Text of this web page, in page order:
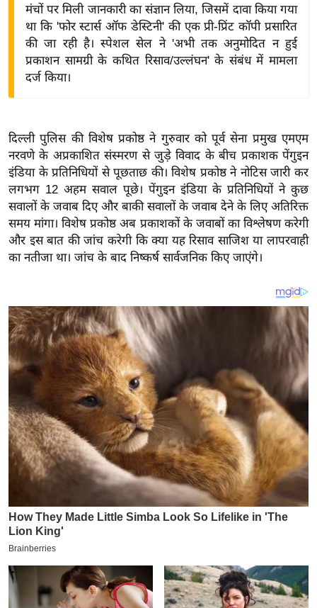
वि
ज्ञ
रा
य
ब
ज
ट
खे
के
ट
I
P
2
0
2
6
म
ई
पे
प
मंचों पर मिली जानकारी का संज्ञान लिया, जिसमें दावा किया गया
था कि 'फोर स्टार्स ऑफ डेस्टिनी' की एक प्री-प्रिंट कॉपी प्रसारित
की जा रही है। स्पेशल सेल ने 'अभी तक अनुमोदित न हुई
प्रकाशन सामग्री के कथित रिसाव/उल्लंघन' के संबंध में मामला
दर्ज किया।
दिल्ली पुलिस की विशेष प्रकोष्ठ ने गुरुवार को पूर्व सेना प्रमुख एमएम
नरवणे के अप्रकाशित संस्मरण से जुड़े विवाद के बीच प्रकाशक पेंगुइन
इंडिया के प्रतिनिधियों से पूछताछ की।विशेष प्रकोष्ठ ने नोटिस जारी कर
लगभग 12 अहम सवाल पूछे। पेंगुइन इंडिया के प्रतिनिधियों ने कुछ
सवालों के जवाब दिए और बाकी सवालों के जवाब देने के लिए अतिरिक्त
समय मांगा। विशेष प्रकोष्ठ अब प्रकाशकों के जवाबों का विश्लेषण करेगी
और इस बात की जांच करेगी कि क्या यह रिसाव साजिश या लापरवाही
का नतीजा था। जांच के बाद निष्कर्ष सार्वजनिक किए जाएंगे।